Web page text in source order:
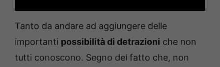
Tanto da andare ad aggiungere delle
importanti possibilità di detrazioni che non
tutti conoscono. Segno del fatto che, non